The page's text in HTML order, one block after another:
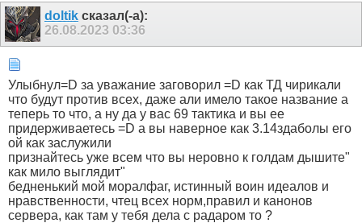
doltik сказал(-а):
26.08.2023 03:36
Улыбнул=D за уважание заговорил =D как ТД чирикали
что будут против всех, даже али имело такое название а
теперь то что, а ну да у вас 69 тактика и вы ее
придерживаетесь =D а вы наверное как 3.14здаболы его
ой как заслужили
признайтесь уже всем что вы неровно к голдам дышите"
как мило выглядит"
бедненький мой моралфаг, истинный воин идеалов и
нравственности, чтец всех норм,правил и канонов
сервера, как там у тебя дела с радаром то ?